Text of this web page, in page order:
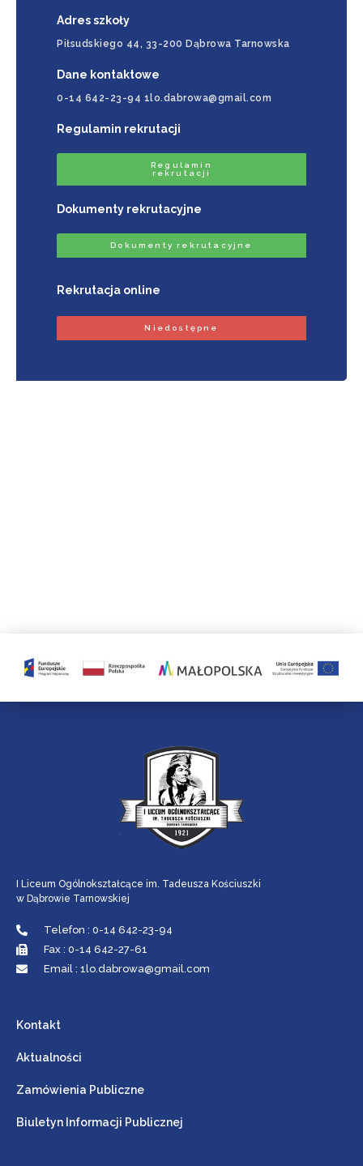
Adres szkoły
Piłsudskiego 44, 33-200 Dąbrowa Tarnowska
Dane kontaktowe
0-14 642-23-94 1lo.dabrowa@gmail.com
Regulamin rekrutacji
Regulamin
rekrutacji
Dokumenty rekrutacyjne
Dokumenty rekrutacyjne
Rekrutacja online
Niedostępne
I Liceum Ogólnokształcące im. Tadeusza Kościuszki
w Dąbrowie Tarnowskiej
Telefon : 0-14 642-23-94
Fax : 0-14 642-27-61
Email : 1lo.dabrowa@gmail.com
Kontakt
Aktualności
Zamówienia Publiczne
Biuletyn Informacji Publicznej